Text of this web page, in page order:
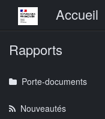
Menu principalAccueil
Rapports
Porte-documents
Nouveautés